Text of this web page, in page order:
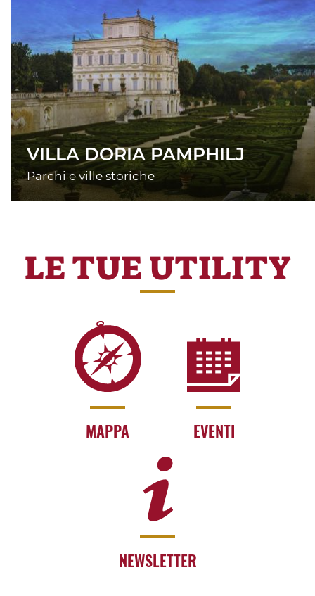
VILLA DORIA PAMPHILJ
Parchi e ville storiche
LE TUE UTILITY
MAPPA EVENTI
NEWSLETTER